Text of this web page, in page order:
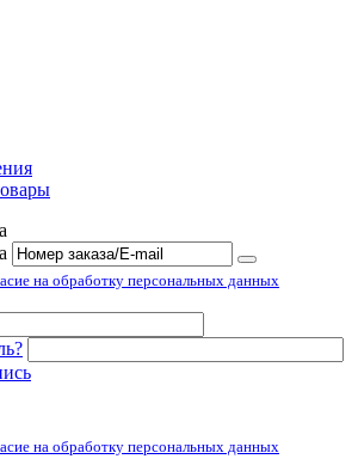
на обработку персональных данных
на обработку персональных данных